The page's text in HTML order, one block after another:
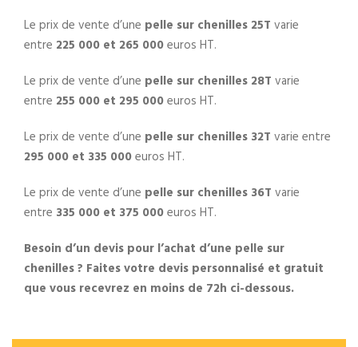
Le prix de vente d’une pelle sur chenilles 25T varie
entre 225 000 et 265 000euros HT.
Le prix de vente d’une pelle sur chenilles 28T varie
entre 255 000 et 295 000euros HT.
Le prix de vente d’une pelle sur chenilles 32T varie entre
295 000 et 335 000euros HT.
Le prix de vente d’une pelle sur chenilles 36T varie
entre 335 000 et 375 000euros HT.
Besoin d’un devis pour l’achat d’une pelle sur
chenilles ? Faites votre devis personnalisé et gratuit
que vous recevrez en moins de 72h ci-dessous.